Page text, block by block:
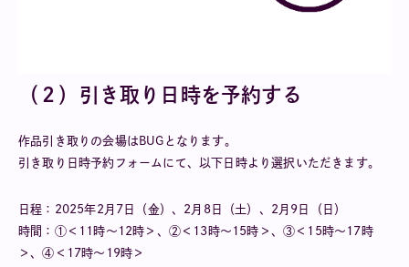
（２）引き取り日時を予約する
作品引き取りの会場はBUGとなります。
引き取り日時予約フォームにて、以下日時より選択いただきます。
日程：2025年2月7日（金）、2月8日（土）、2月9日（日）
時間：①＜11時～12時＞、②＜13時～15時＞、③＜15時～17時
＞、④＜17時〜19時＞